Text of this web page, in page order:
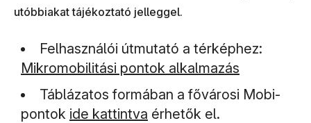
utóbbiakat tájékoztató jelleggel.
Felhasználói útmutató a térképhez:
Mikromobilitási pontok alkalmazás
Táblázatos formában a fővárosi Mobi-
pontok ide kattintva érhetők el.